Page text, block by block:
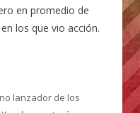
en promedio de
los que vio acción.
lanzador de los